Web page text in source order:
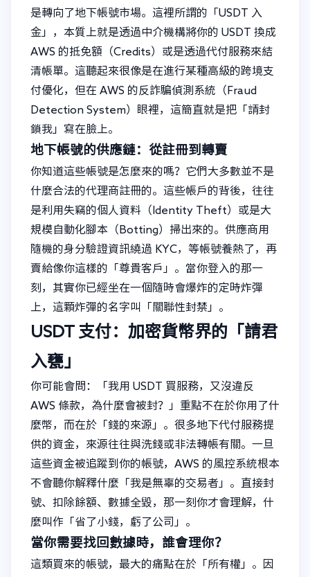
是轉向了地下帳號市場。這裡所謂的「USDT 入
金」，本質上就是透過中介機構將你的 USDT 換成
AWS 的抵免額（Credits）或是透過代付服務來結
清帳單。這聽起來很像是在進行某種高級的跨境支
付優化，但在 AWS 的反詐騙偵測系統（Fraud
Detection System）眼裡，這簡直就是把「請封
鎖我」寫在臉上。
地下帳號的供應鏈：從註冊到轉賣
你知道這些帳號是怎麼來的嗎？它們大多數並不是
什麼合法的代理商註冊的。這些帳戶的背後，往往
是利用失竊的個人資料（Identity Theft）或是大
規模自動化腳本（Botting）掃出來的。供應商用
隨機的身分驗證資訊繞過 KYC，等帳號養熱了，再
賣給像你這樣的「尊貴客戶」。當你登入的那一
刻，其實你已經坐在一個隨時會爆炸的定時炸彈
上，這顆炸彈的名字叫「關聯性封禁」。
USDT 支付：加密貨幣界的「請君
入甕」
你可能會問：「我用 USDT 買服務，又沒違反
AWS 條款，為什麼會被封？」重點不在於你用了什
麼幣，而在於「錢的來源」。很多地下代付服務提
供的資金，來源往往與洗錢或非法轉帳有關。一旦
這些資金被追蹤到你的帳號，AWS 的風控系統根本
不會聽你解釋什麼「我是無辜的交易者」。直接封
號、扣除餘額、數據全毀，那一刻你才會理解，什
麼叫作「省了小錢，虧了公司」。
當你需要找回數據時，誰會理你？
這類買來的帳號，最大的痛點在於「所有權」。因